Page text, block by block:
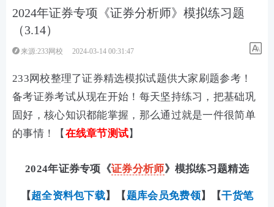
2024年证券专项《证券分析师》模拟练习题
（3.14）
来源:233网校 2024-03-14 00:31:47
233网校整理了证券精选模拟试题供大家刷题参考！
备考证券考试从现在开始！每天坚持练习，把基础巩
固好，核心知识都能掌握，那么通过就是一件很简单
的事情！【 在线章节测试】
2024年证券专项《证券分析师》模拟练习题精选
【超全资料包下载】【题库会员免费领】【干货笔